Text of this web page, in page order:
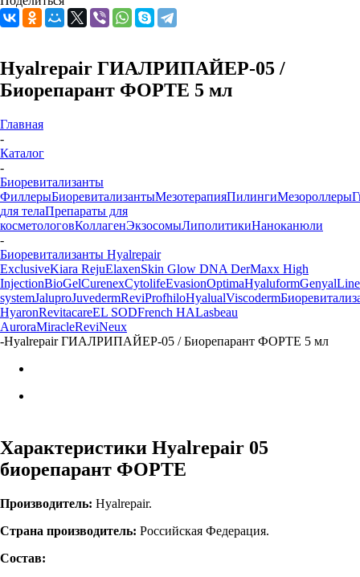
Hyalrepair ГИАЛРИПАЙЕР-05 /
Биорепарант ФОРТЕ 5 мл
Главная
-
Каталог
-
Биоревитализанты
ФиллерыБиоревитализантыМезотерапияПилингиМезороллеры
для телаПрепараты для
косметологовКоллагенЭкзосомыЛиполитикиНаноканюли
-
Биоревитализанты Hyalrepair
ExclusiveKiara RejuElaxenSkin Glow DNA DerMaxx High
InjectionBioGelCurenexCytolifeEvasionOptimaHyaluformGenyal
systemJaluproJuvedermReviProfhiloHyalualViscoderm
HyaronRevitacareEL SODFrench HALasbeau
AuroraMiracleReviNeux
-Hyalrepair ГИАЛРИПАЙЕР-05 / Биорепарант ФОРТЕ 5 мл
Характеристики Hyalrepair 05
биорепарант ФОРТЕ
Производитель: Hyalrepair.
Страна производитель: Российская Федерация.
Состав: